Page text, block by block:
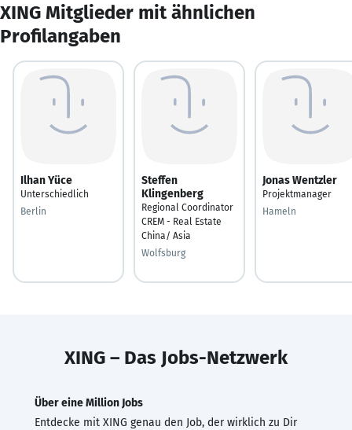
XING Mitglieder mit ähnlichen
Profilangaben
Ilhan Yüce
Unterschiedlich
Berlin
Steffen
Klingenberg
Regional Coordinator
CREM - Real Estate
China/ Asia
Wolfsburg
Jonas Wentzler
Projektmanager
Hameln
XING – Das Jobs-Netzwerk
Über eine Million Jobs
Entdecke mit XING genau den Job, der wirklich zu Dir